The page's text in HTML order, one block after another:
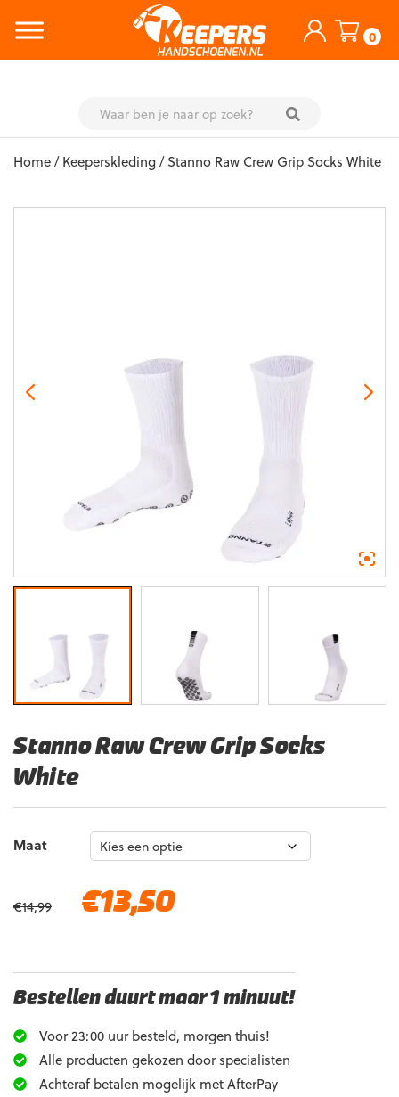
0
Home/Keeperskleding/ Stanno Raw Crew Grip Socks White
Stanno Raw Crew Grip Socks
White
Maat
€14,99
Oorspronkelijke
€13,50Huidige
Bestellen duurt maar 1 minuut!
Voor 23:00 uur besteld, morgen thuis!
Alle producten gekozen door specialisten
Achteraf betalen mogelijk met AfterPay